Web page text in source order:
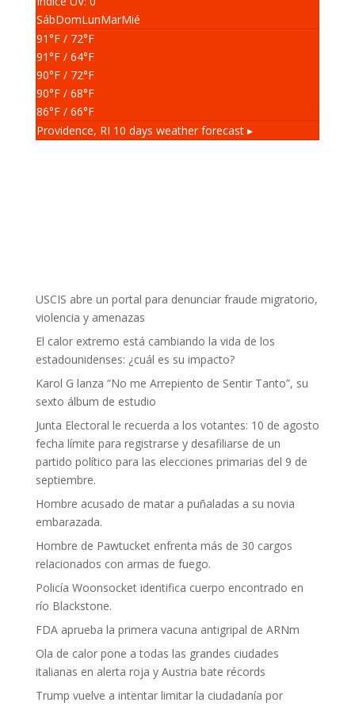
SábDomLunMarMié
91°F/ 72°F
91°F/ 64°F
90°F/ 72°F
90°F/ 68°F
86°F/ 66°F
Providence, RI 10 days weather forecast ▸
USCIS abre un portal para denunciar fraude migratorio,
violencia y amenazas
El calor extremo está cambiando la vida de los
estadounidenses: ¿cuál es su impacto?
Karol G lanza “No me Arrepiento de Sentir Tanto”, su
sexto álbum de estudio
Junta Electoral le recuerda a los votantes: 10 de agosto
fecha límite para registrarse y desafiliarse de un
partido político para las elecciones primarias del 9 de
septiembre.
Hombre acusado de matar a puñaladas a su novia
embarazada.
Hombre de Pawtucket enfrenta más de 30 cargos
relacionados con armas de fuego.
Policía Woonsocket identifica cuerpo encontrado en
río Blackstone.
FDA aprueba la primera vacuna antigripal de ARNm
Ola de calor pone a todas las grandes ciudades
italianas en alerta roja y Austria bate récords
Trump vuelve a intentar limitar la ciudadanía por